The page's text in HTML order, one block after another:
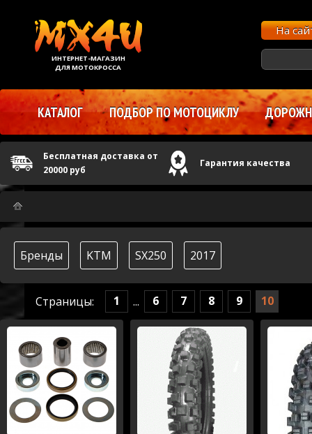
Бренды KTM SX250 2017
Страницы: 1 ... 6 7 8 9 10
ИНТЕРНЕТ-МАГАЗИН
ДЛЯ МОТОКРОССА
На
КАТАЛОГ ПОДБОР ПО МОТОЦИКЛУ
Бесплатная доставка от
20000 руб
Гарантия качества